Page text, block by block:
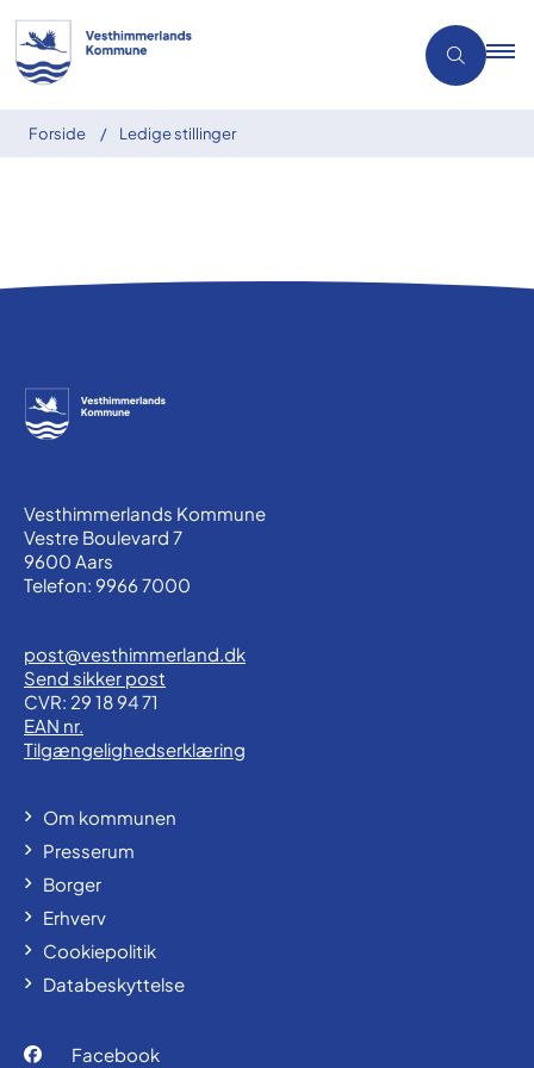
Forside Ledige stillinger
Vesthimmerlands Kommune
Vestre Boulevard 7
9600 Aars
Telefon: 9966 7000
post@vesthimmerland.dk
Send sikker post
CVR: 29 18 94 71
EAN nr.
Tilgængelighedserklæring
Om kommunen
Presserum
Borger
Erhverv
Cookiepolitik
Databeskyttelse
Facebook